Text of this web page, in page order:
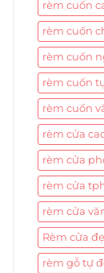
rèm cuốn
rèm cuốn
rèm cuốn
rèm cuốn
rèm cuốn
rèm cửa
rèm cửa
rèm cửa
rèm cửa
Rèm cửa
rèm gỗ tự